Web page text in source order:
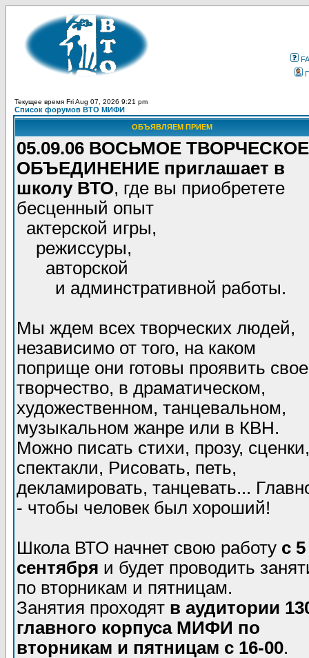
Текущее время Fri Aug 07, 2026 9:21 pm
Список форумов ВТО МИФИ
ОБЪЯВЛЯЕМ ПРИЕМ
05.09.06 ВОСЬМОЕ ТВОРЧЕСКОЕ
ОБЪЕДИНЕНИЕ приглашает в
школу ВТО, где вы приобретете
бесценный опыт
актерской игры,
режиссуры,
авторской
и админстративной работы.
Мы ждем всех творческих людей,
независимо от того, на каком
поприще они готовы проявить свое
творчество, в драматическом,
художественном, танцевальном,
музыкальном жанре или в КВН.
Можно писать стихи, прозу, сценки,
спектакли, Рисовать, петь,
декламировать, танцевать...
- чтобы человек был хороший!
Школа ВТО начнет свою работу с 5
сентября и будет проводить
по вторникам и пятницам.
Занятия проходят в аудитории
главного корпуса МИФИ по
вторникам и пятницам с 16-00.